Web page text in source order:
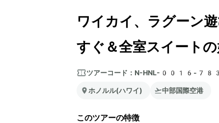
ワイカイ、ラグーン
すぐ＆全室スイート
ツアーコード： N-HNL-0016-
ホノルル(ハワイ) 中部国際空港
このツアーの特徴